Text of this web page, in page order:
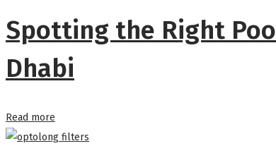
Spotting the Right
Dhabi
Read more